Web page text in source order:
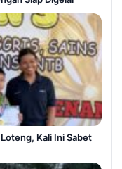
Kali Ini Sabet